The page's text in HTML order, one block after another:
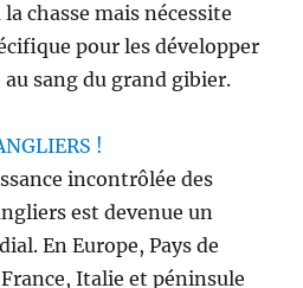
chasse mais nécessite
pour les développer
sang du grand gibier.
!
incontrôlée des
est devenue un
En Europe, Pays de
Italie et péninsule